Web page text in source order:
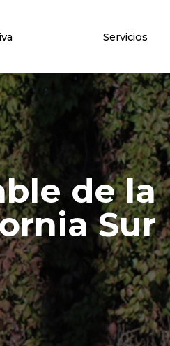
Servicios
de la
Sur